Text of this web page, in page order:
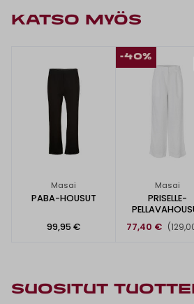
KATSO MYÖS
Masai
PABA-HOUSUT
99,95 €
-40%
Masai
PRISELLE-
77,40 €
SUOSITUT